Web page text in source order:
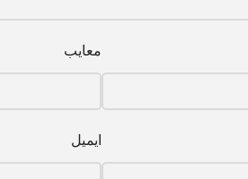
معایب
ایمیل